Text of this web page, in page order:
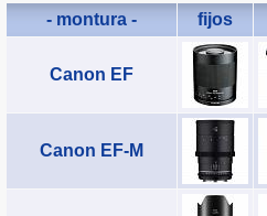
- montura - fijos
Canon EF
Canon EF-M